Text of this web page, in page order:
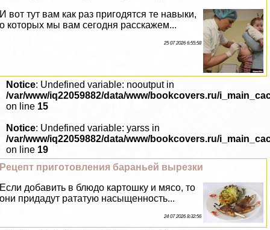
И вот тут вам как раз пригодятся те навыки,
о которых мы вам сегодня расскажем...
25 07 2026 6:55:58
Notice: Undefined variable: nooutput in
/var/www/iq22059882/data/www/bookcovers.ru/
on line 15
Notice: Undefined variable: yarss in
/var/www/iq22059882/data/www/bookcovers.ru/
on line 19
Рецепт приготовления бapaньей вырезки
Если добавить в блюдо картошку и мясо, то
они придадут рататую насыщенность...
24 07 2026 8:32:56